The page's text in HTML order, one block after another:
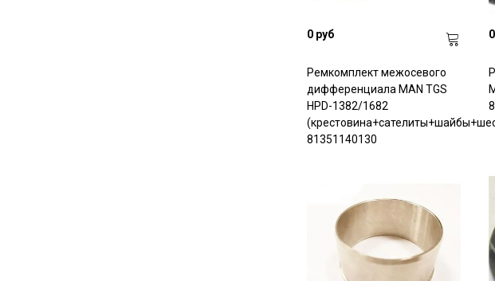
0 руб
Ремкомплект межосевого
дифференциала MAN TGS
HPD-1382/1682
81351140130